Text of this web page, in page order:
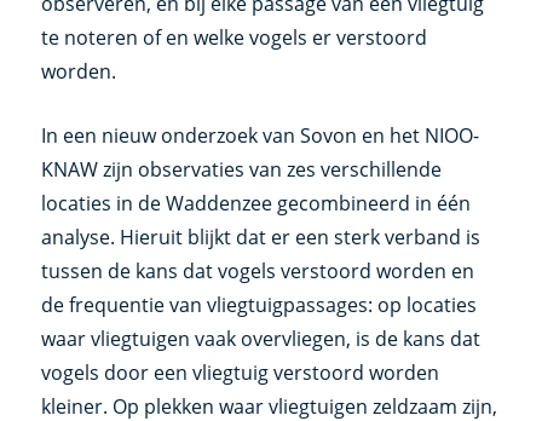
te noteren of en welke vogels er verstoord
worden.
In een nieuw onderzoek van Sovon en het NIOO-
KNAW zijn observaties van zes verschillende
locaties in de Waddenzee gecombineerd in één
analyse. Hieruit blijkt dat er een sterk verband is
tussen de kans dat vogels verstoord worden en
de frequentie van vliegtuigpassages: op locaties
waar vliegtuigen vaak overvliegen, is de kans dat
vogels door een vliegtuig verstoord worden
kleiner. Op plekken waar vliegtuigen zeldzaam zijn,